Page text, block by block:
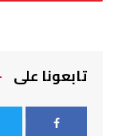
تابعونا على